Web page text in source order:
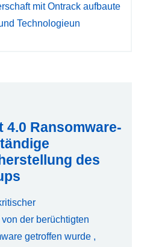
mit Ontrack aufbaute
Technologieun
4.0 Ransomware-
des
der berüchtigten
getroffen wurde ,